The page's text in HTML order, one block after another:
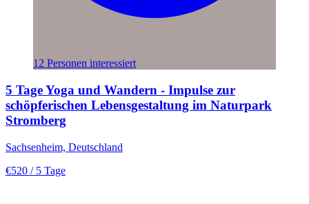
12 Personen interessiert
5 Tage Yoga und Wandern - Impulse zur
schöpferischen Lebensgestaltung im Naturpark
Stromberg
Sachsenheim, Deutschland
€520 / 5 Tage